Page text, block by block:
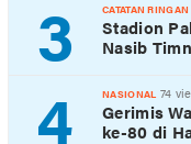
3 CATATAN RINGAN
Stadion
Nasib
4 NASIONAL 74
Gerimis
ke-80 di